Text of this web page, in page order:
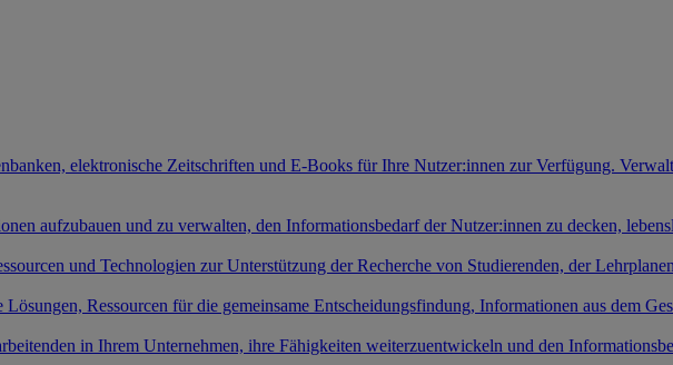
elektronische Zeitschriften und E-Books für Ihre Nutzer:innen zur Verfügung.
aufzubauen und zu verwalten, den Informationsbedarf der Nutzer:innen zu decken,
und Technologien zur Unterstützung der Recherche von Studierenden, der
Lösungen, Ressourcen für die gemeinsame Entscheidungsfindung, Informationen aus dem
in Ihrem Unternehmen, ihre Fähigkeiten weiterzuentwickeln und den